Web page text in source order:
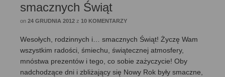
smacznych Świąt
on 24 GRUDNIA 2012 z 10 KOMENTARZY
Wesołych, rodzinnych i… smacznych Świąt! Życzę Wam
wszystkim radości, śmiechu, świątecznej atmosfery,
mnóstwa prezentów i tego, co sobie zażyczycie! Oby
nadchodzące dni i zbliżający się Nowy Rok były smaczne,